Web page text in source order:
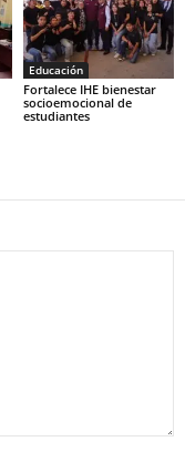
Educación
Fortalece IHE bienestar
socioemocional de
estudiantes